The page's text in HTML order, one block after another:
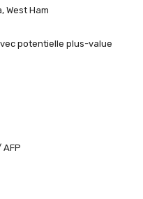
West Ham
potentielle plus-value